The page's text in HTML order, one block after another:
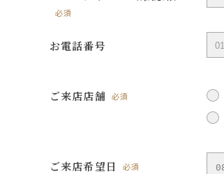
必須
お電話番号
ご来店店舗 必須
ご来店希望日 必須